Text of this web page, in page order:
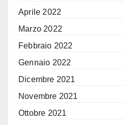
Aprile 2022
Marzo 2022
Febbraio 2022
Gennaio 2022
Dicembre 2021
Novembre 2021
Ottobre 2021